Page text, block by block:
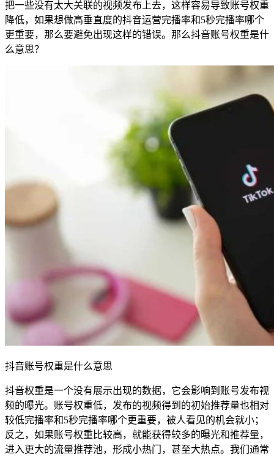
把一些没有太大关联的视频发布上去，这样容易导致账号权重
降低，如果想做高垂直度的抖音运营完播率和5秒完播率哪个
更重要，那么要避免出现这样的错误。那么抖音账号权重是什
么意思？
抖音账号权重是什么意思
抖音权重是一个没有展示出现的数据，它会影响到账号发布视
频的曝光。账号权重低，发布的视频得到的初始推荐量也相对
较低完播率和5秒完播率哪个更重要，被人看见的机会就小；
反之，如果账号权重比较高，就能获得较多的曝光和推荐量，
进入更大的流量推荐池，形成小热门，甚至大热点。我们通常